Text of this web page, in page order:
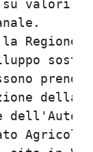
su
e' la
e
sede